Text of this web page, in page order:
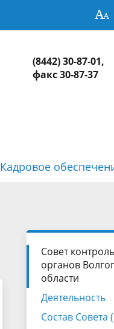
(8442) 30-87-01,
факс 30-87-37
Контакты
экспертно-
мероприятиях
Экспертно-
Законотворчество
о результатах
обращений и принятых
Кадровое
Совет
органов
области
Деятельность
Состав Совета